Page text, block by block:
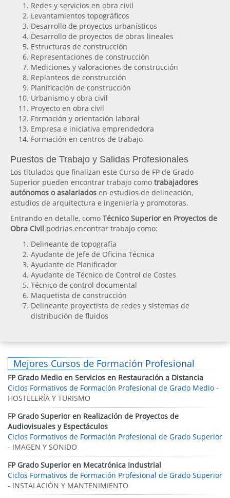
Redes y servicios en obra civil
Levantamientos topográficos
Desarrollo de proyectos urbanísticos
Desarrollo de proyectos de obras lineales
Estructuras de construcción
Representaciones de construcción
Mediciones y valoraciones de construcción
Replanteos de construcción
Planificación de construcción
Urbanismo y obra civil
Proyecto en obra civil
Formación y orientación laboral
Empresa e iniciativa emprendedora
Formación en centros de trabajo
Puestos de Trabajo y Salidas Profesionales
Los titulados que finalizan este Curso de FP de Grado
Superior pueden encontrar trabajo como trabajadores
autónomos o asalariados en estudios de delineación,
estudios de arquitectura e ingeniería y promotoras.
Entrando en detalle, como Técnico Superior en Proyectos de
Obra Civil podrías encontrar trabajo como:
Delineante de topografía
Ayudante de Jefe de Oficina Técnica
Ayudante de Planificador
Ayudante de Técnico de Control de Costes
Técnico de control documental
Maquetista de construcción
Delineante proyectista de redes y sistemas de
distribución de fluidos
Mejores Cursos de Formación Profesional
FP Grado Medio en Servicios en Restauración a Distancia
Ciclos Formativos de Formación Profesional de Grado Medio -
HOSTELERÍA Y TURISMO
FP Grado Superior en Realización de Proyectos de
Audiovisuales y Espectáculos
Ciclos Formativos de Formación Profesional de Grado Superior
- IMAGEN Y SONIDO
FP Grado Superior en Mecatrónica Industrial
Ciclos Formativos de Formación Profesional de Grado Superior
- INSTALACIÓN Y MANTENIMIENTO